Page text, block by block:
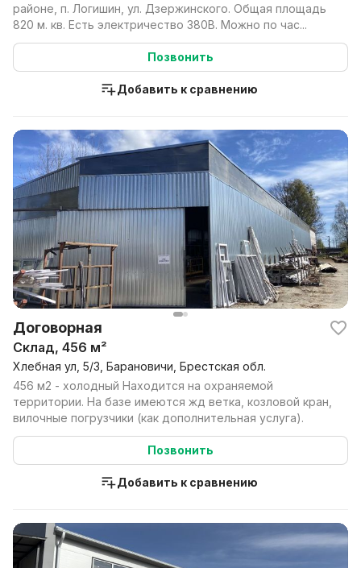
районе, п. Логишин, ул. Дзержинского. Общая площадь
820 м. кв. Есть электричество 380В. Можно по час...
Позвонить
Добавить к сравнению
Договорная
Склад, 456 м²
Хлебная ул, 5/3, Барановичи, Брестская обл.
456 м2 - холодный Находится на охраняемой
территории. На базе имеются жд ветка, козловой кран,
вилочные погрузчики (как дополнительная услуга).
Позвонить
Добавить к сравнению